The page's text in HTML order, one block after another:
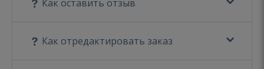
Как оставить отзыв
Как отредактировать заказ